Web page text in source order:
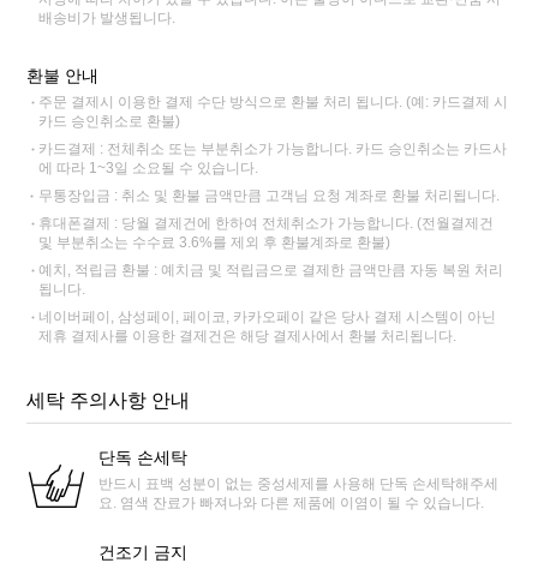
배송비가 발생됩니다.
환불 안내
주문 결제시 이용한 결제 수단 방식으로 환불 처리 됩니다. (예: 카드결제 시
카드 승인취소로 환불)
카드결제 : 전체취소 또는 부분취소가 가능합니다. 카드 승인취소는 카드사
에 따라 1~3일 소요될 수 있습니다.
무통장입금 : 취소 및 환불 금액만큼 고객님 요청 계좌로 환불 처리됩니다.
휴대폰결제 : 당월 결제건에 한하여 전체취소가 가능합니다. (전월결제건
및 부분취소는 수수료 3.6%를 제외 후 환불계좌로 환불)
예치, 적립금 환불 : 예치금 및 적립금으로 결제한 금액만큼 자동 복원 처리
됩니다.
네이버페이, 삼성페이, 페이코, 카카오페이 같은 당사 결제 시스템이 아닌
제휴 결제사를 이용한 결제건은 해당 결제사에서 환불 처리됩니다.
세탁 주의사항 안내
단독 손세탁
반드시 표백 성분이 없는 중성세제를 사용해 단독 손세탁해주세
요. 염색 잔료가 빠져나와 다른 제품에 이염이 될 수 있습니다.
건조기 금지